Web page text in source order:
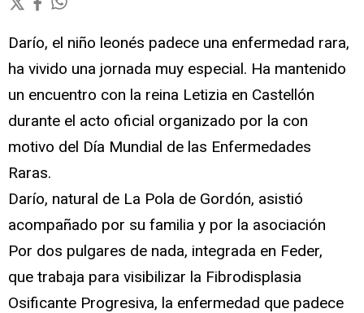
Darío, el niño leonés padece una enfermedad rara,
ha vivido una jornada muy especial. Ha mantenido
un encuentro con la reina Letizia en Castellón
durante el acto oficial organizado por la con
motivo del Día Mundial de las Enfermedades
Raras.
Darío, natural de La Pola de Gordón, asistió
acompañado por su familia y por la asociación
Por dos pulgares de nada, integrada en Feder,
que trabaja para visibilizar la Fibrodisplasia
Osificante Progresiva, la enfermedad que padece